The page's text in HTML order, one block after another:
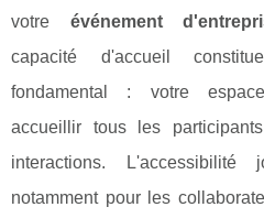
votre événement
capacité d'accueil
fondamental : votre
accueillir tous les
interactions.
notamment pour les